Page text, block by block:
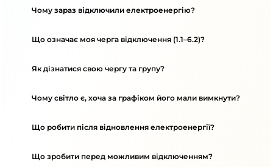
Чому зараз відключили електроенергію?
Що означає моя черга відключення (1.1–6.2)?
Як дізнатися свою чергу та групу?
Чому світло є, хоча за графіком його мали вимкнути?
Що робити після відновлення електроенергії?
Що зробити перед можливим відключенням?